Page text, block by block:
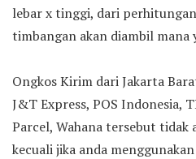
lebar x tinggi, dari
timbangan akan diambil mana
Ongkos Kirim dari Jakarta
J&T Express, POS Indonesia,
Parcel, Wahana tersebut tidak
kecuali jika anda